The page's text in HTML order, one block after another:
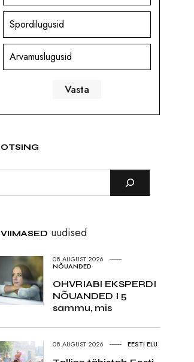
Spordilugusid
Arvamuslugusid
OTSING
VIIMASED uudised
08.AUGUST 2026
NÕUANDED
OHVRIABI EKSPERDI
NÕUANDED I 5
sammu, mis
08.AUGUST 2026 EESTI ELU